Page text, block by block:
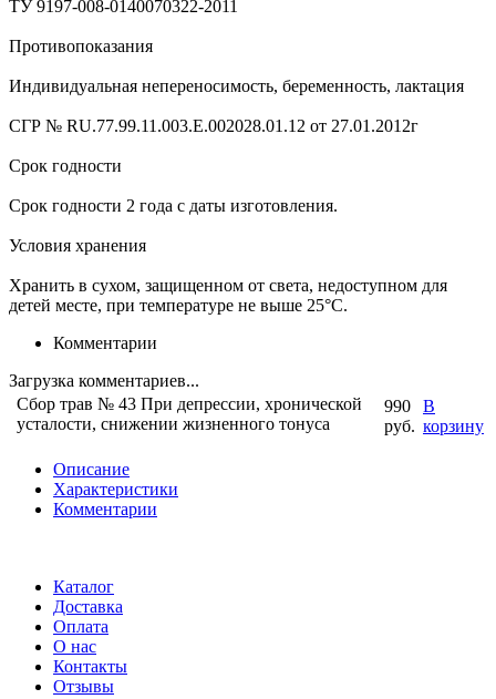
ТУ 9197-008-0140070322-2011
Противопоказания
Индивидуальная непереносимость, беременность, лактация
СГР № RU.77.99.11.003.Е.002028.01.12 от 27.01.2012г
Срок годности
Срок годности 2 года с даты изготовления.
Условия хранения
Хранить в сухом, защищенном от света, недоступном для
детей месте, при температуре не выше 25°С.
Комментарии
Загрузка комментариев...
Сбор трав № 43 При депрессии, хронической
усталости, снижении жизненного тонуса
990
руб.
В
корзину
Описание
Характеристики
Комментарии
Каталог
Доставка
Оплата
О нас
Контакты
Отзывы